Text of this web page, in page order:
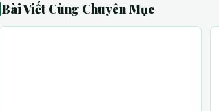
Bài Viết Cùng Chuyên Mục